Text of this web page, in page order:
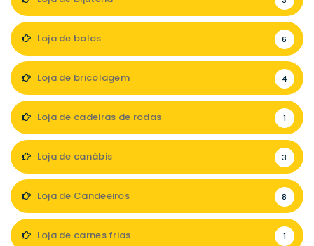
Loja de bolos 6
Loja de bricolagem 4
Loja de cadeiras de rodas 1
Loja de canábis 3
Loja de Candeeiros 8
Loja de carnes frias 1